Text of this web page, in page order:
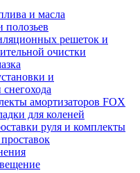
и масла
полозьев
решеток и
очистки
и
амортизаторов FOX
для коленей
руля и комплекты